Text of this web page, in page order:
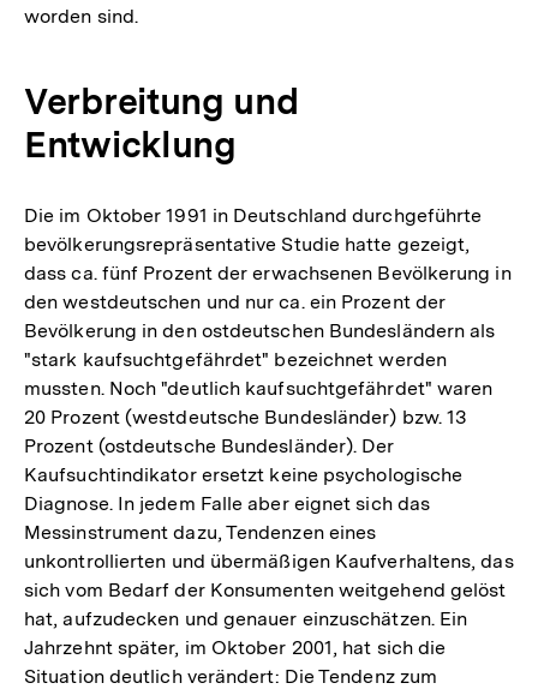
worden sind.
Verbreitung und
Entwicklung
Die im Oktober 1991 in Deutschland durchgeführte
bevölkerungsrepräsentative Studie hatte gezeigt,
dass ca. fünf Prozent der erwachsenen Bevölkerung in
den westdeutschen und nur ca. ein Prozent der
Bevölkerung in den ostdeutschen Bundesländern als
"stark kaufsuchtgefährdet" bezeichnet werden
mussten. Noch "deutlich kaufsuchtgefährdet" waren
20 Prozent (westdeutsche Bundesländer) bzw. 13
Prozent (ostdeutsche Bundesländer). Der
Kaufsuchtindikator ersetzt keine psychologische
Diagnose. In jedem Falle aber eignet sich das
Messinstrument dazu, Tendenzen eines
unkontrollierten und übermäßigen Kaufverhaltens, das
sich vom Bedarf der Konsumenten weitgehend gelöst
hat, aufzudecken und genauer einzuschätzen. Ein
Jahrzehnt später, im Oktober 2001, hat sich die
Situation deutlich verändert: Die Tendenz zum